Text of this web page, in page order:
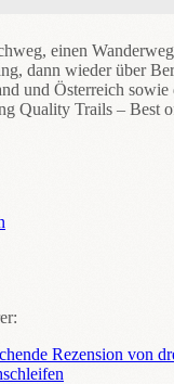
einen
dann wieder über
und Österreich
Quality Trails – Best
Rezension von